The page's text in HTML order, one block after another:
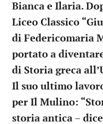
Bianca e Ilaria.
Liceo Classico
di Federicomaria
portato a
di Storia greca
Il suo ultimo
per Il Mulino:
storia antica –